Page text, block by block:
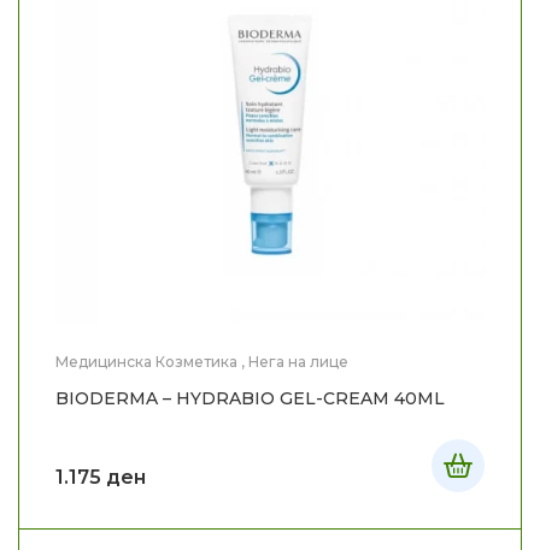
Медицинска Козметика , Нега на лице
BIODERMA – HYDRABIO GEL-CREAM 40ML
1.175 ден